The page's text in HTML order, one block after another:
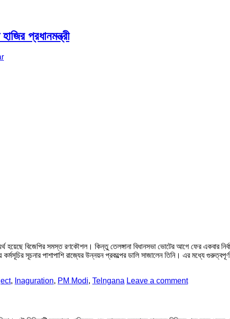
প্রধানমন্ত্রী
বিজেপির সমস্ত রণকৌশল। কিন্তু তেলঙ্গানা বিধানসভা ভোটের আগে ফের একবার
কর্মসূচির সূচনার পাশাপাশি রাজ্যের উন্নয়ন প্রকল্পের ডালি সাজালেন তিনি। এর মধ্যে
, Inaguration, PM Modi, Telngana Leave a comment